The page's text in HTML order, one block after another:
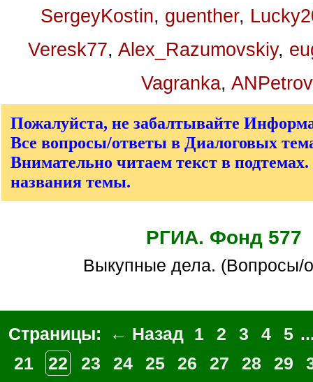
SergeyKostin, guenther,
Veresk77, Alex_Razumovskiy,
Vagranka, ANPetrov
Пожалуйста, не забалтывайте
Все вопросы/ответы в Диалоговых
Внимательно читаем текст в
названия темы.
РГИА. Фонд 577
Выкупные дела. (Вопросы/
Страницы: ← Назад 1 2 3 4 5
21
22 23 24 25 26 27 28 29